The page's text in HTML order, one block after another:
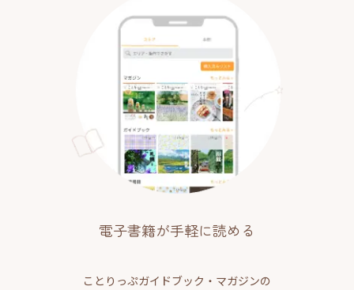
電子書籍が手軽に読める
ことりっぷガイドブック・マガジンの